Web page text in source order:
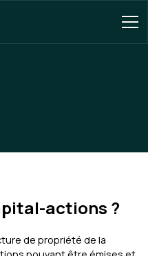
actions ?
de propriété de la